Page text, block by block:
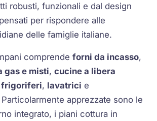
robusti, funzionali e dal design
per rispondere alle
delle famiglie italiane.
comprendeforni da incasso,
gas e misti,cucine a libera
frigoriferi, lavatrici e
Particolarmente apprezzate sono le
integrato, i piani cottura in